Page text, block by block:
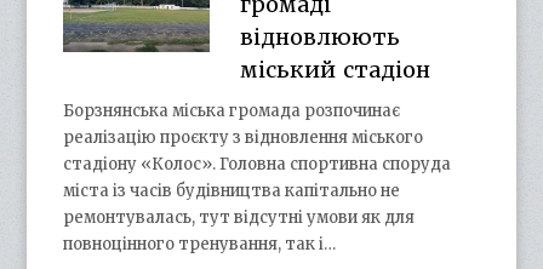
відновлюють
міський стадіон
Борзнянська міська громада розпочинає
реалізацію проєкту з відновлення міського
стадіону «Колос». Головна спортивна споруда
міста із часів будівництва капітально не
ремонтувалась, тут відсутні умови як для
повноцінного тренування, так і…